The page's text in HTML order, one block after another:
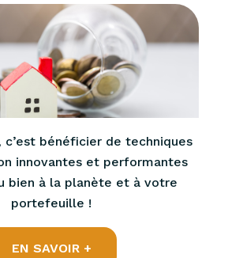
c’est bénéficier de techniques
innovantes et performantes
bien à la planète et à votre
portefeuille !
EN SAVOIR +